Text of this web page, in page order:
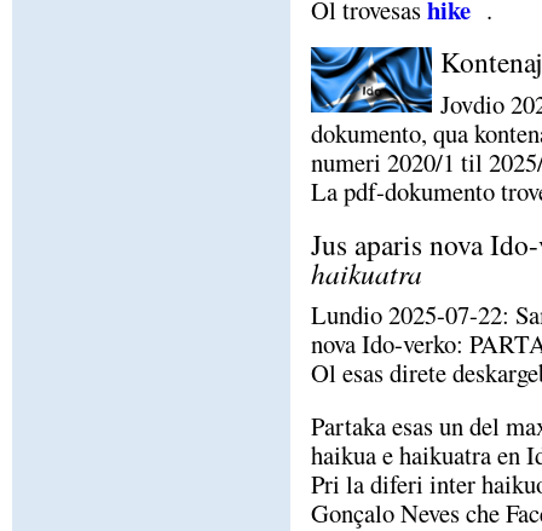
Ol trovesashike .
Jovdio
dokumento, qua
numeri 2020/1 til
La pdf-dokumento
Jus aparis nova
haikuatra
Lundio 2025-07-22:
nova Ido-verko:
Ol esas direte
Partaka esas un del
haikua e haikuatra en
Pri la diferi inter
Gonçalo Neves che